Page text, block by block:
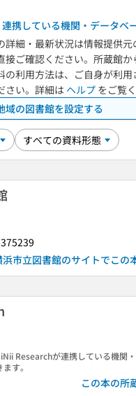
連携している機関・データベ
詳細・最新状況は情報提供元
接ご確認ください。所蔵館か
の利用方法は、ご自身が利用
さい。詳細は ヘルプ をご覧
域の図書館を設定する
浜市立図書館のサイトでこの
Researchが連携している機関
す。
この本の所